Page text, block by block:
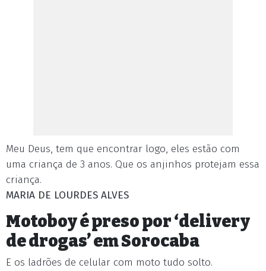
Meu Deus, tem que encontrar logo, eles estão com
uma criança de 3 anos. Que os anjinhos protejam essa
criança.
MARIA DE LOURDES ALVES
Motoboy é preso por ‘delivery
de drogas’ em Sorocaba
E os ladrões de celular com moto tudo solto.